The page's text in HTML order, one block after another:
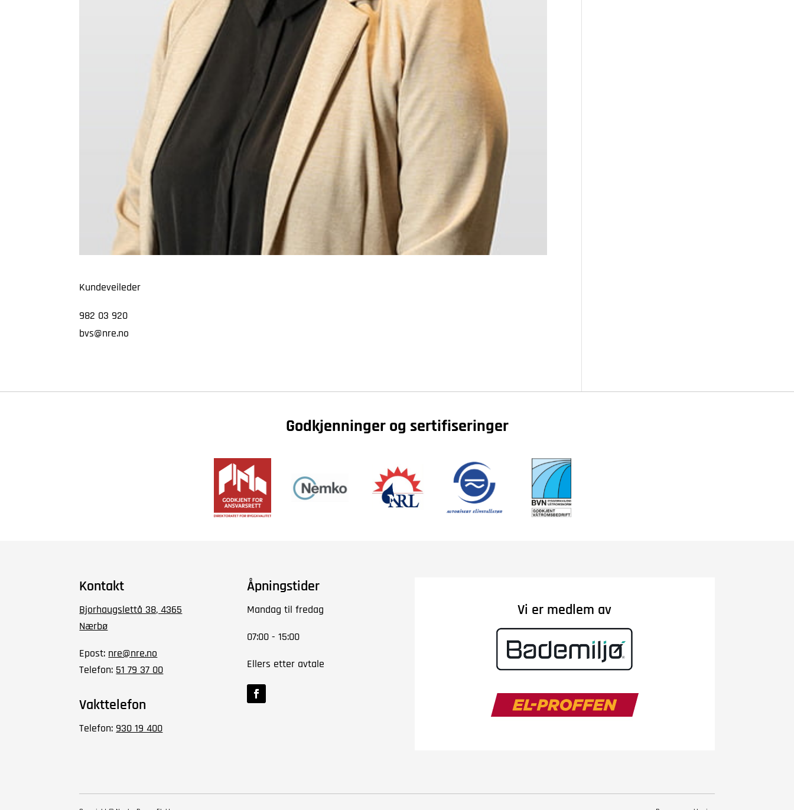
Kundeveileder
982 03 920
bvs@nre.no
Godkjenninger og sertifiseringer
Kontakt
Bjorhaugslettå 38, 4365
Nærbø
Epost: nre@nre.no
Telefon: 51 79 37 00
Vakttelefon
Telefon: 930 19 400
Åpningstider
Mandag til fredag
07:00 - 15:00
Ellers etter avtale
Vi er medlem av